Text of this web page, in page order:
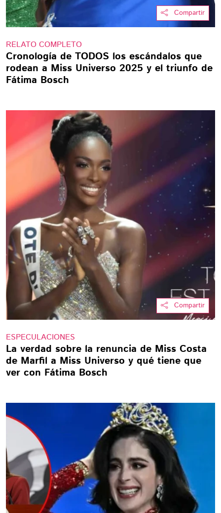
Compartir
RELATO COMPLETO
Cronología de TODOS los escándalos que
rodean a Miss Universo 2025 y el triunfo de
Fátima Bosch
Compartir
ESPECULACIONES
La verdad sobre la renuncia de Miss Costa
de Marfil a Miss Universo y qué tiene que
ver con Fátima Bosch